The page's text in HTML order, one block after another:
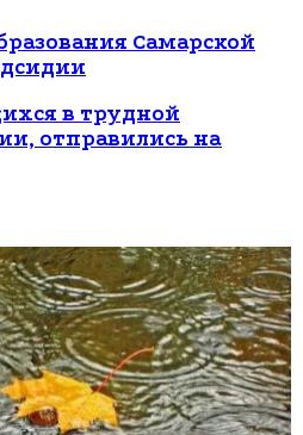
Самарской
в трудной
отправились на